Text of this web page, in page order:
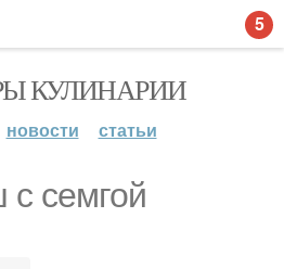
КУЛИНАРИИ
новости статьи
семгой
5